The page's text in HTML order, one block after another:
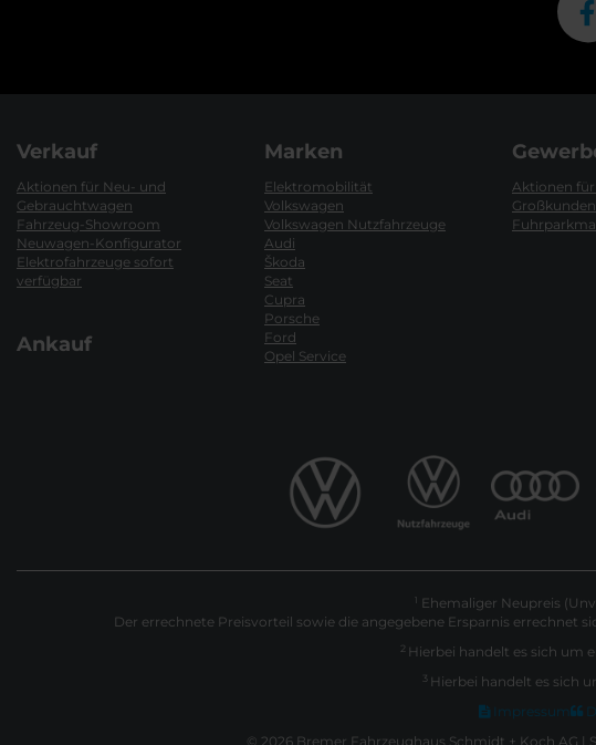
Verkauf
Aktionen für Neu- und
Gebrauchtwagen
Fahrzeug-Showroom
Neuwagen-Konfigurator
Elektrofahrzeuge sofort
verfügbar
Ankauf
Marken
Elektromobilität
Volkswagen
Volkswagen Nutzfahrzeuge
Audi
Škoda
Seat
Cupra
Porsche
Ford
Opel Service
Aktionen
Großkunden
1 Ehemaliger Neupreis
Der errechnete Preisvorteil sowie die angegebene Ersparnis errechnet
2 Hierbei handelt es sich um
3 Hierbei handelt es sich
Impressum
© 2026 Bremer Fahrzeughaus Schmidt + Koch AG